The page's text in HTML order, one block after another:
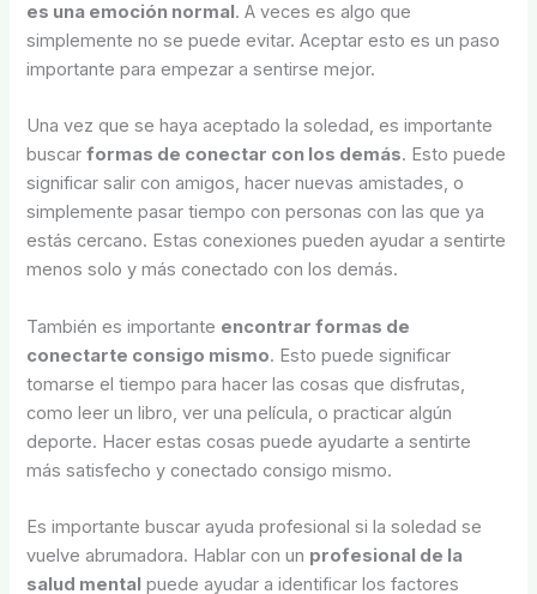
es una emoción normal. A veces es algo que
simplemente no se puede evitar. Aceptar esto es un paso
importante para empezar a sentirse mejor.
Una vez que se haya aceptado la soledad, es importante
buscarformas de conectar con los demás. Esto puede
significar salir con amigos, hacer nuevas amistades, o
simplemente pasar tiempo con personas con las que ya
estás cercano. Estas conexiones pueden ayudar a sentirte
menos solo y más conectado con los demás.
También es importante encontrar formas de
conectarte consigo mismo. Esto puede significar
tomarse el tiempo para hacer las cosas que disfrutas,
como leer un libro, ver una película, o practicar algún
deporte. Hacer estas cosas puede ayudarte a sentirte
más satisfecho y conectado consigo mismo.
Es importante buscar ayuda profesional si la soledad se
vuelve abrumadora. Hablar con un profesional de la
salud mental puede ayudar a identificar los factores